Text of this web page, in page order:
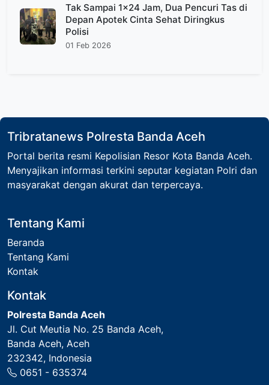
Tak Sampai 1x24 Jam, Dua Pencuri Tas di
Depan Apotek Cinta Sehat Diringkus
Polisi
01 Feb 2026
Tribratanews Polresta Banda Aceh
Portal berita resmi Kepolisian Resor Kota Banda Aceh.
Menyajikan informasi terkini seputar kegiatan Polri dan
masyarakat dengan akurat dan terpercaya.
Tentang Kami
Beranda
Tentang Kami
Kontak
Kontak
Polresta Banda Aceh
Jl. Cut Meutia No. 25 Banda Aceh,
Banda Aceh, Aceh
232342, Indonesia
0651 - 635374